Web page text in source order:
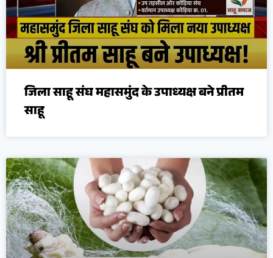
जिला साहू संघ महासमुंद के उपाध्यक्ष बने प्रीतम
साहू